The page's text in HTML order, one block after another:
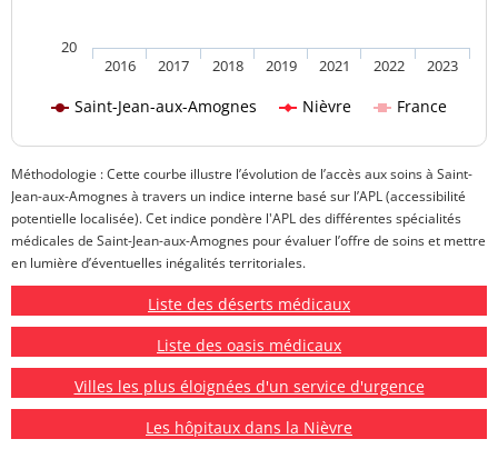
Saint-Jean-aux-Amognes Nièvre France
2016 2017 2018 2019 2021 2022 2023
20
Méthodologie : Cette courbe illustre l’évolution de l’accès aux soins à Saint-
Jean-aux-Amognes à travers un indice interne basé sur l’APL (accessibilité
potentielle localisée). Cet indice pondère l'APL des différentes spécialités
médicales de Saint-Jean-aux-Amognes pour évaluer l’offre de soins et mettre
en lumière d’éventuelles inégalités territoriales.
Liste des déserts médicaux
Liste des oasis médicaux
Villes les plus éloignées d'un service d'urgence
Les hôpitaux dans la Nièvre